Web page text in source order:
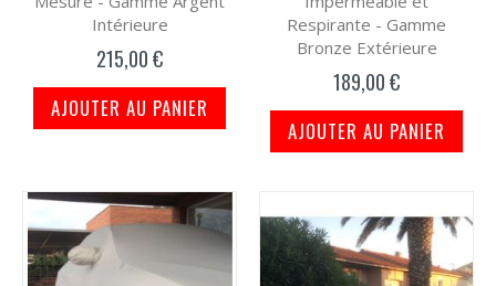
Intérieure
215,00 €
AJOUTER AU PANIER
Respirante - Gamme
Bronze Extérieure
189,00 €
AJOUTER AU PANIER